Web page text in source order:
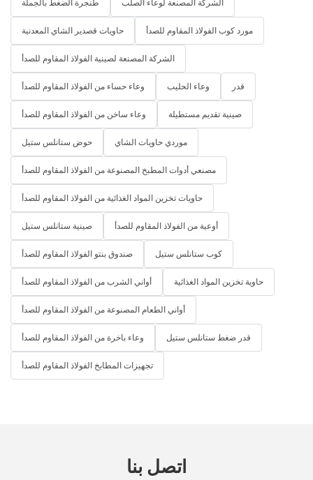
طنجرة الضغط بالجملة الشركة المصنعة لوعاء الصلب
حاويات قصدير الشاي المعدنية مورد كوب الفولاذ المقاوم للصدأ
الشركة المصنعة لصينية الفولاذ المقاوم للصدأ
وعاء حساء من الفولاذ المقاوم للصدأ وعاء الحليب قدر
وعاء ساخن من الفولاذ المقاوم للصدأ صينية تقديم مستطيلة
حوض ستانلس ستيل موردي حاويات الشاي
مصنعي أدوات المطبخ المصنوعة من الفولاذ المقاوم للصدأ
حاويات تخزين المواد الغذائية من الفولاذ المقاوم للصدأ
صينية ستانلس ستيل أوعية من الفولاذ المقاوم للصدأ
صندوق بنتو الفولاذ المقاوم للصدأ كوب ستانلس ستيل
أواني الشرب من الفولاذ المقاوم للصدأ حاوية تخزين المواد الغذائية
أواني الطعام المصنوعة من الفولاذ المقاوم للصدأ
وعاء باخرة من الفولاذ المقاوم للصدأ قدر ضغط ستانلس ستيل
تجهيزات المطابخ الفولاذ المقاوم للصدأ
اتصل بنا